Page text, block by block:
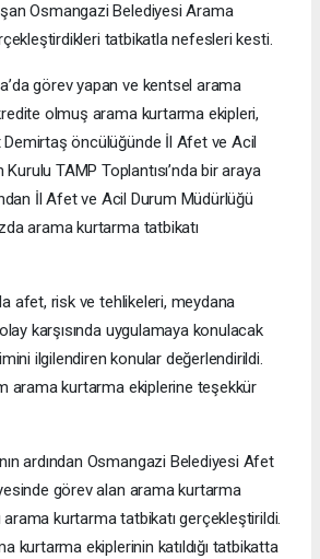
Osmangazi Belediyesi Arama
tatbikatla nefesleri kesti.
görev yapan ve kentsel arama
olmuş arama kurtarma ekipleri,
öncülüğünde İl Afet ve Acil
TAMP Toplantısı’nda bir araya
İl Afet ve Acil Durum Müdürlüğü
arama kurtarma tatbikatı
afet, risk ve tehlikeleri, meydana
karşısında uygulamaya konulacak
ilgilendiren konular değerlendirildi.
arama kurtarma ekiplerine teşekkür
ardından Osmangazi Belediyesi Afet
görev alan arama kurtarma
arama kurtarma tatbikatı gerçekleştirildi.
kurtarma ekiplerinin katıldığı tatbikatta